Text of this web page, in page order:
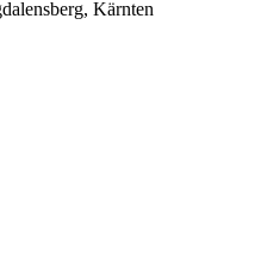
Kärnten